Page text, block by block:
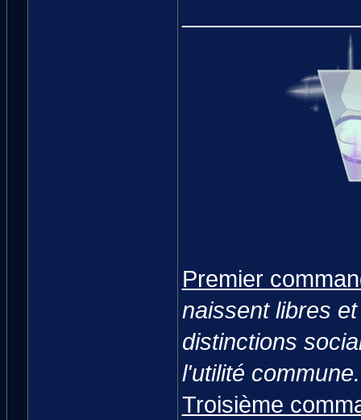
Premier
naissent libres
distinctions
l'utilité commune.
Troisième